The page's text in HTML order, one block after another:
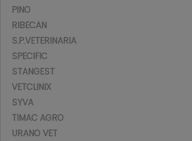
PINO
RIBECAN
S.P.VETERINARIA
SPECIFIC
STANGEST
VETCLINIX
SYVA
TIMAC AGRO
URANO VET